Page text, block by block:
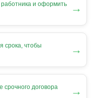
работника и оформить
→
срока, чтобы
→
срочного договора
→